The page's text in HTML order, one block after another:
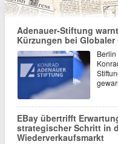
Adenauer-Stiftung
Kürzungen bei
EBay übertrifft
strategischer Schritt in
Wiederverkaufsmarkt